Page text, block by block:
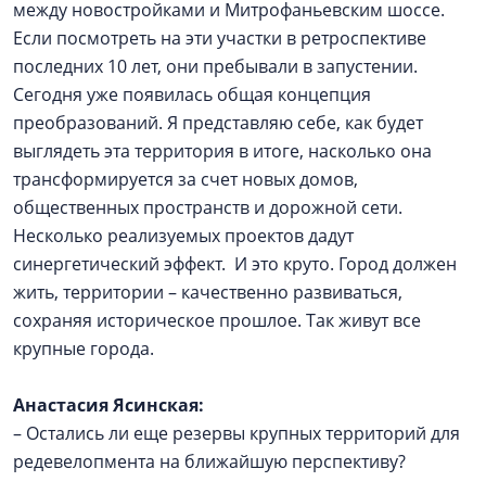
между новостройками и Митрофаньевским шоссе.
Если посмотреть на эти участки в ретроспективе
последних 10 лет, они пребывали в запустении.
Сегодня уже появилась общая концепция
преобразований. Я представляю себе, как будет
выглядеть эта территория в итоге, насколько она
трансформируется за счет новых домов,
общественных пространств и дорожной сети.
Несколько реализуемых проектов дадут
синергетический эффект. И это круто. Город должен
жить, территории – качественно развиваться,
сохраняя историческое прошлое. Так живут все
крупные города.
Анастасия Ясинская:
– Остались ли еще резервы крупных территорий для
редевелопмента на ближайшую перспективу?